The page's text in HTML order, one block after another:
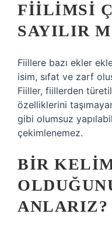
FIILIMSI
SAYILIR
Fiillere bazı ekler
isim, sıfat ve zarf
Fiiller, fiillerden
özelliklerini
gibi olumsuz
çekimlenemez.
BIR
ANLARIZ?